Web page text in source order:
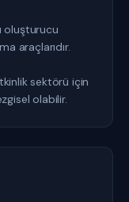
oluşturucu
araçlarıdır.
sektörü için
olabilir.